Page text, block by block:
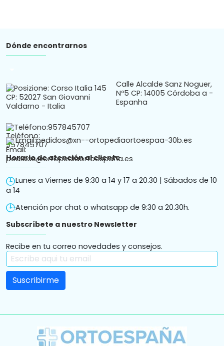
Dónde encontrarnos
Calle Alcalde Sanz Noguer,
Nº5 CP: 14005 Córdoba a -
Espanha
Teléfono:957845707
Email:pedidos@xn--ortopediaortoespaa-30b.es
Horario de atención al cliente
Lunes a Viernes de 9:30 a 14 y 17 a 20.30 | Sábados de 10
a 14
Atención por chat o whatsapp de 9:30 a 20.30h.
Subscríbete a nuestro Newsletter
Recibe en tu correo novedades y consejos.